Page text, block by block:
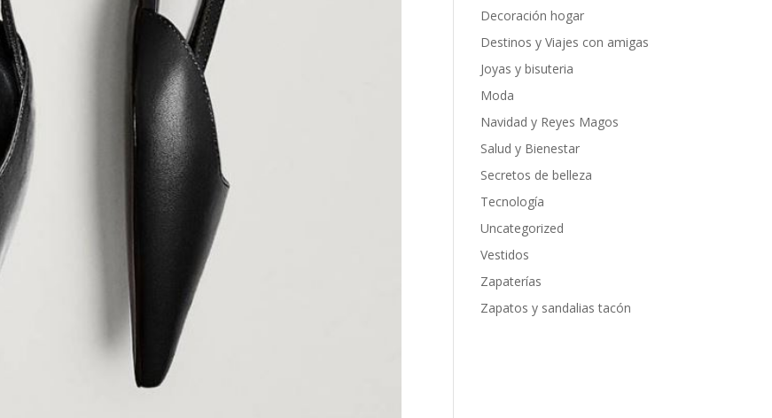
Decoración hogar
Destinos y Viajes con amigas
Joyas y bisuteria
Moda
Navidad y Reyes Magos
Salud y Bienestar
Secretos de belleza
Tecnología
Uncategorized
Vestidos
Zapaterías
Zapatos y sandalias tacón